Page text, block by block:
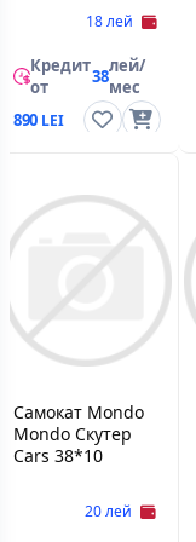
18 лей
Кредит
от
38лей/
мес
890
Самокат Mondo
Mondo Скутер
Cars 38*10
20 лей